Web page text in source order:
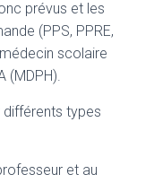
prévus et les
(PPS, PPRE,
scolaire
(MDPH).
types
et au